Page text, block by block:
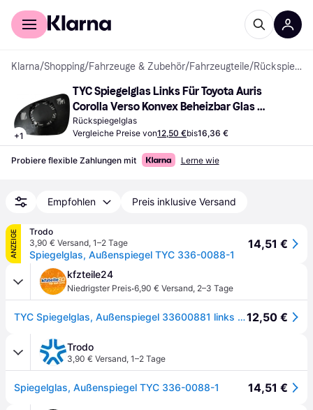
Für Shopper
Klarna/Shopping/Fahrzeuge & Zubehör/Fahrzeugteile/ Rückspiegelglas
+1
TYC Spiegelglas Links Für Toyota Auris
Corolla Verso Konvex Beheizbar Glas
Rückspieg 0,12
Rückspiegelglas
Vergleiche Preise von12,50 €bis16,36 €
Probiere flexible Zahlungen mit Lerne wie
Empfohlen Preis inklusive Versand
ANZEIGE
Trodo
3,90 € Versand, 1–2 Tage
Spiegelglas, Außenspiegel TYC 336-0088-1
14,51 €
kfzteile24
Niedrigster Preis·6,90 € Versand, 2–3 Tage
TYC Spiegelglas, Außenspiegel 33600881 links für TOYOTA12,50 €
Trodo
3,90 € Versand, 1–2 Tage
Spiegelglas, Außenspiegel TYC 336-0088-1 14,51 €